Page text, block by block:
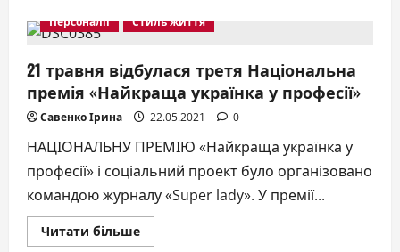
в
3-
тя
офіційна
церемонія
нагородження
ТОП-100
Видатних
жінок
Київщини-2021
Персоналії Стиль життя
21 травня відбулася третя Національна
премія «Найкраща українка у професії»
Савенко Ірина 22.05.2021 0
НАЦІОНАЛЬНУ ПРЕМІЮ «Найкраща українка у
професії» і соціальний проект було організовано
командою журналу «Super lady». У премії...
Читати більшеДокладніше
про